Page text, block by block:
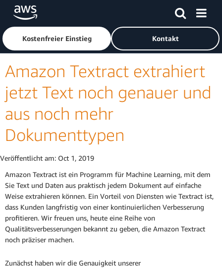
Überspringen zum Hauptinhalt
Klicken Sie hier, um zur Amazon Web Services-Startseite
Kostenfreier Einstieg Kontakt
Amazon Textract extrahiert
jetzt Text noch genauer und
aus noch mehr
Dokumenttypen
Veröffentlicht am: Oct 1, 2019
Amazon Textract ist ein Programm für Machine Learning, mit dem
Sie Text und Daten aus praktisch jedem Dokument auf einfache
Weise extrahieren können. Ein Vorteil von Diensten wie Textract ist,
dass Kunden langfristig von einer kontinuierlichen Verbesserung
profitieren. Wir freuen uns, heute eine Reihe von
Qualitätsverbesserungen bekannt zu geben, die Amazon Textract
noch präziser machen.
Zunächst haben wir die Genauigkeit unserer